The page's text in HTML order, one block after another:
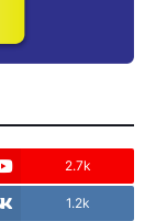
2.7k
1.2k